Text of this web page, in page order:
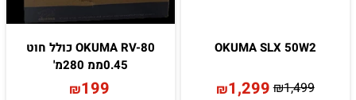
OKUMA SLX 50W2
₪1,499
₪1,299
OKUMA RV-80 כולל חוט
0.45ממ 280מ'
₪199